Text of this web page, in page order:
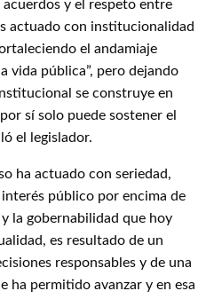
y el respeto entre
actuado con institucionalidad
el andamiaje
vida pública”, pero dejando
se construye en
sí solo puede sostener el
el legislador.
ha actuado con seriedad,
público por encima de
la gobernabilidad que hoy
es resultado de un
responsables y de una
ha permitido avanzar y en esa